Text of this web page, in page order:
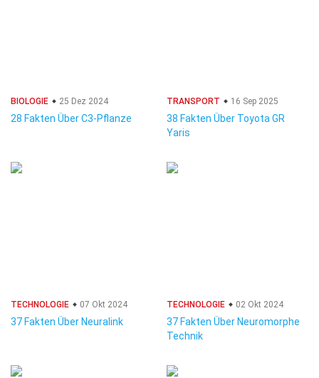
BIOLOGIE 25 Dez 2024
28 Fakten Über C3-Pflanze
TRANSPORT 16 Sep 2025
38 Fakten Über Toyota GR
Yaris
TECHNOLOGIE 07 Okt 2024
37 Fakten Über Neuralink
TECHNOLOGIE 02 Okt 2024
37 Fakten Über Neuromorphe
Technik